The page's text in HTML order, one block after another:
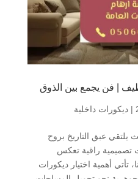
| فن يجمع بين الذوق
| ديكورات داخلية
عبق التاريخ بروح
تصميمية راقية تعكس
أهمية اختيار ديكورات